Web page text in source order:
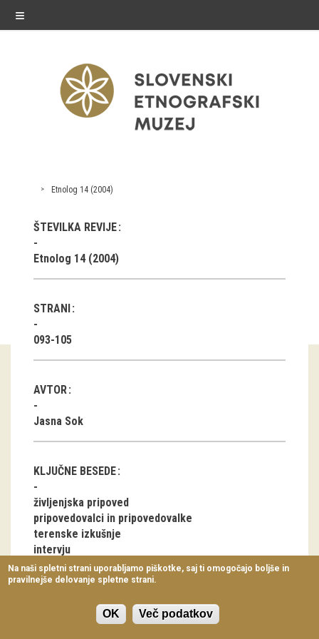
≡
razstave
Stalne razstave
Občasne razstave
Gostovanja
E-razstave
Virtualni sprehodi
Razstavni projekti
Napovednik
Arhiv razstav
Koledar dogodkov
Prireditve
Predavanja
Delavnice
Vodeni ogledi
Etnolog 14 (2004)
ŠTEVILKA REVIJE
Etnolog 14 (2004)
STRANI
093-105
AVTOR
Jasna Sok
KLJUČNE BESEDE
življenjska pripoved
pripovedovalci in pripovedovalke
terenske izkušnje
intervju
čustva
zaupanje
Na naši spletni strani uporabljamo piškotke, saj ti omogočajo boljše in
pravilnejše delovanje spletne strani.
OK Več podatkov